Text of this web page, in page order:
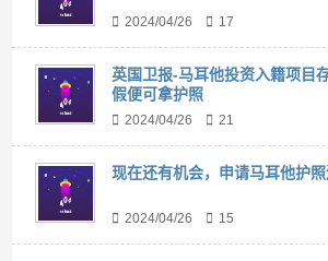
2024/04/26 17
英国卫报-马耳他投资入籍项目
假便可拿护照
2024/04/26 21
现在还有机会，申请马耳他护
2024/04/26 15